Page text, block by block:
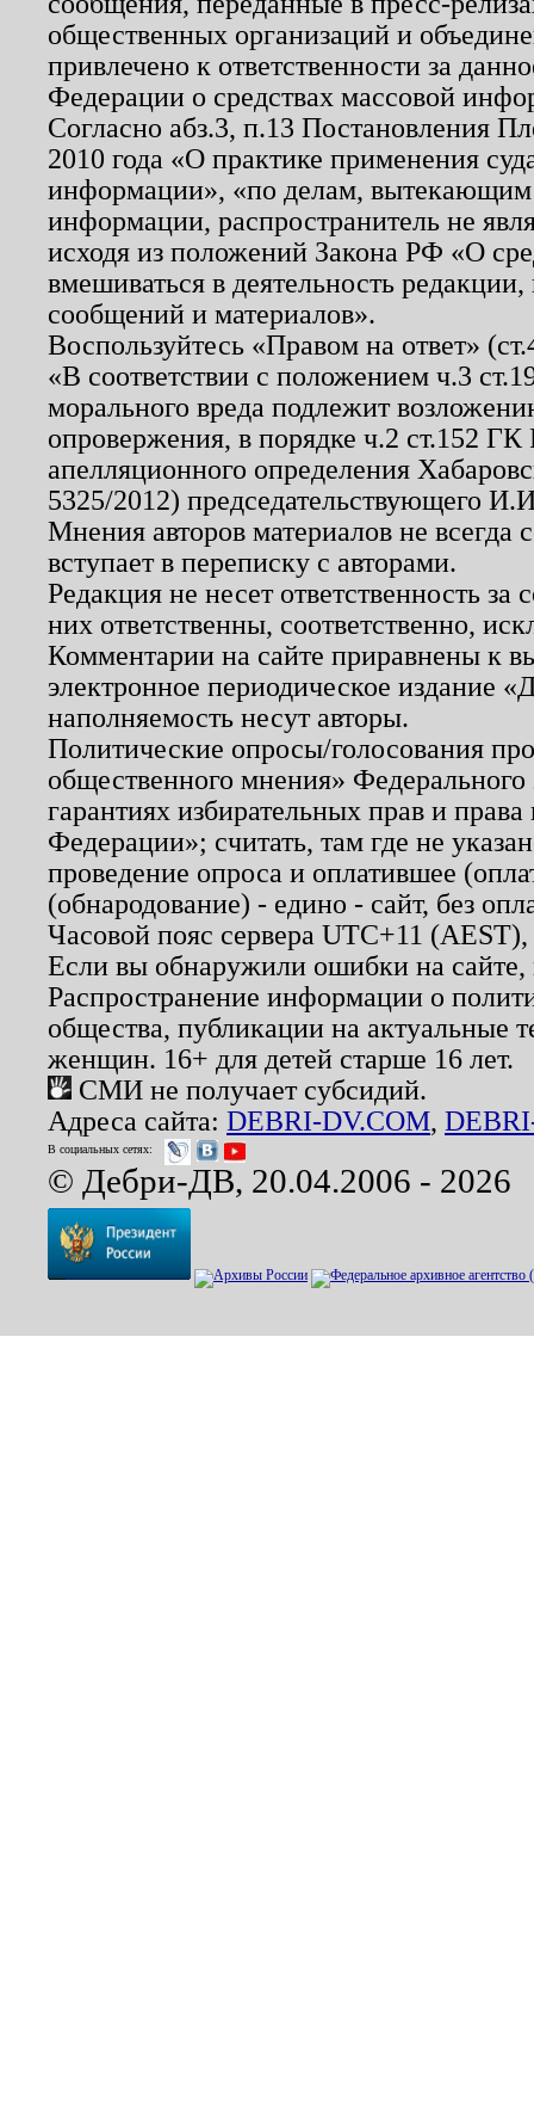
общественных организаций и
привлечено к ответственности за
Федерации о средствах массовой
Согласно абз.3, п.13 Постановления
2010 года «О практике применения
информации», «по делам, вытекающим
информации, распространитель не
исходя из положений Закона РФ «О
вмешиваться в деятельность
сообщений и материалов».
Воспользуйтесь «Правом на ответ»
«В соответствии с положением ч.3
морального вреда подлежит
опровержения, в порядке ч.2 ст.152
апелляционного определения
5325/2012) председательствующего
Мнения авторов материалов не
вступает в переписку с авторами.
Редакция не несет ответственность
них ответственны, соответственно,
Комментарии на сайте приравнены к
электронное периодическое издание
наполняемость несут авторы.
Политические опросы/голосования
общественного мнения»
гарантиях избирательных прав и
Федерации»; считать, там где не
проведение опроса и оплатившее
(обнародование) - едино - сайт, без
Часовой пояс сервера UTC+11
Если вы обнаружили ошибки на
Распространение информации о
общества, публикации на актуальные
женщин. 16+ для детей старше 16 лет.
СМИ не получает субсидий.
Адреса сайта: DEBRI-DV.COM,
В социальных сетях:
© Дебри-ДВ, 20.04.2006 - 2026